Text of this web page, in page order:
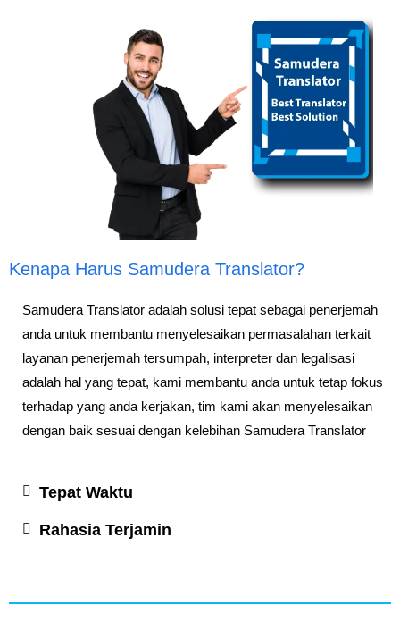
Kenapa Harus Samudera Translator?
Samudera Translator adalah solusi tepat sebagai penerjemah
anda untuk membantu menyelesaikan permasalahan terkait
layanan penerjemah tersumpah, interpreter dan legalisasi
adalah hal yang tepat, kami membantu anda untuk tetap fokus
terhadap yang anda kerjakan, tim kami akan menyelesaikan
dengan baik sesuai dengan kelebihan Samudera Translator
Tepat Waktu
Rahasia Terjamin